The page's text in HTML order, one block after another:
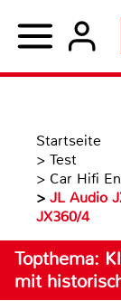
Startseite
> Test
> Car Hifi
> JL Audio
JX360/4
Topthema:
mit